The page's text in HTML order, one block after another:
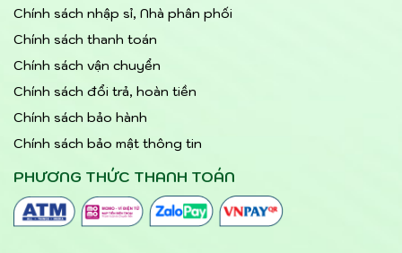
Chính sách nhập sỉ, Nhà phân phối
Chính sách thanh toán
Chính sách vận chuyển
Chính sách đổi trả, hoàn tiền
Chính sách bảo hành
Chính sách bảo mật thông tin
PHƯƠNG THỨC THANH TOÁN